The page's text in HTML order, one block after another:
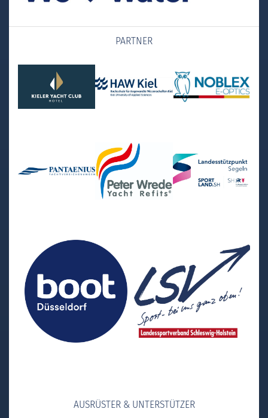
PARTNER
AUSRÜSTER & UNTERSTÜTZER